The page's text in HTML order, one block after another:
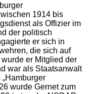
1914 bis
als Offizier im
der politisch
er sich in
die sich auf
er Mitglied der
war als Staatsanwalt
wurde Gernet zum